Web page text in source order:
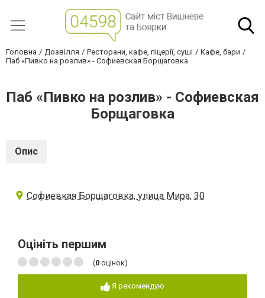
Головна Дозвілля Ресторани, кафе, піцерії, суші
Кафе, бари
Паб «Пивко на розлив» - Софиевская Борщаговка
Паб «Пивко на розлив» - Софиевская
Борщаговка
Опис
Софиевкая Борщаговка, улица Мира, 30
Оцініть першим
(0 оцінок)
Я рекомендую